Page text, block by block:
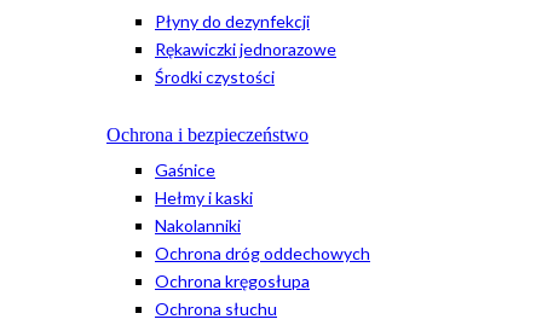
Płyny do dezynfekcji
Rękawiczki jednorazowe
Środki czystości
Ochrona i bezpieczeństwo
Gaśnice
Hełmy i kaski
Nakolanniki
Ochrona dróg oddechowych
Ochrona kręgosłupa
Ochrona słuchu